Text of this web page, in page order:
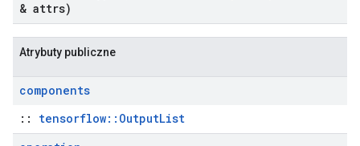
& attrs)
Atrybuty publiczne
components
:: tensorflow::OutputList